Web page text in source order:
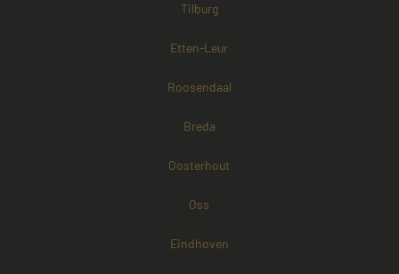
Tilburg
Etten-Leur
Roosendaal
Breda
Oosterhout
Oss
Eindhoven